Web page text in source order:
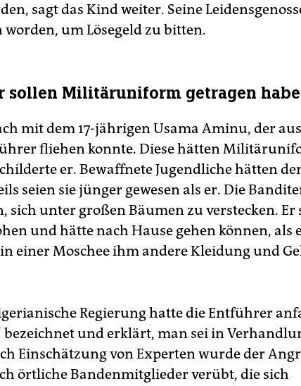
sagt das Kind weiter. Seine
um Lösegeld zu bitten.
sollen Militäruniform getragen
mit dem 17-jährigen Usama Aminu, der
fliehen konnte. Diese hätten
er. Bewaffnete Jugendliche hätten
seien sie jünger gewesen als er. Die
sich unter großen Bäumen zu verstecken. Er
und hätte nach Hause gehen können, als
einer Moschee ihm andere Kleidung und
Regierung hatte die Entführer
bezeichnet und erklärt, man sei in
Einschätzung von Experten wurde der
örtliche Bandenmitglieder verübt, die sich